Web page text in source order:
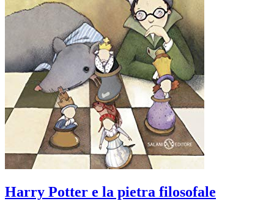
Harry Potter e la pietra filosofale